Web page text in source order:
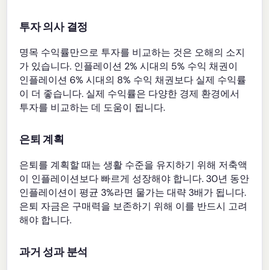
투자 의사 결정
명목 수익률만으로 투자를 비교하는 것은 오해의 소지
가 있습니다. 인플레이션 2% 시대의 5% 수익 채권이
인플레이션 6% 시대의 8% 수익 채권보다 실제 수익률
이 더 좋습니다. 실제 수익률은 다양한 경제 환경에서
투자를 비교하는 데 도움이 됩니다.
은퇴 계획
은퇴를 계획할 때는 생활 수준을 유지하기 위해 저축액
이 인플레이션보다 빠르게 성장해야 합니다. 30년 동안
인플레이션이 평균 3%라면 물가는 대략 3배가 됩니다.
은퇴 자금은 구매력을 보존하기 위해 이를 반드시 고려
해야 합니다.
과거 성과 분석